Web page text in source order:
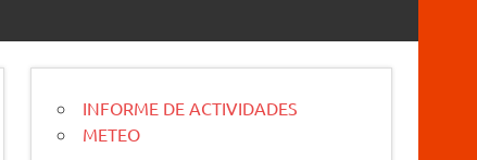
INFORME DE ACTIVIDADES
METEO